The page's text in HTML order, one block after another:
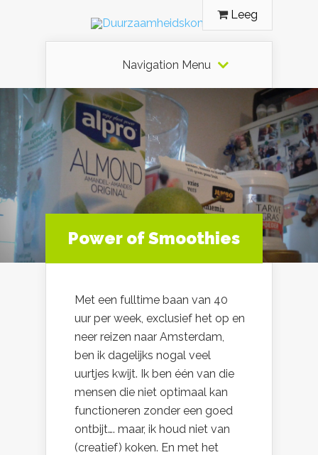
Leeg
Navigation Menu
Power of Smoothies
Met een fulltime baan van 40
uur per week, exclusief het op en
neer reizen naar Amsterdam,
ben ik dagelijks nogal veel
uurtjes kwijt. Ik ben één van die
mensen die niet optimaal kan
functioneren zonder een goed
ontbijt…. maar, ik houd niet van
(creatief) koken. En met het